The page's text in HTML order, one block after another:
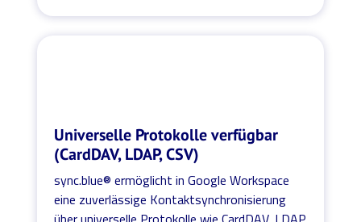
Universelle Protokolle verfügbar
(CardDAV, LDAP, CSV)
sync.blue® ermöglicht in Google Workspace
eine zuverlässige Kontaktsynchronisierung